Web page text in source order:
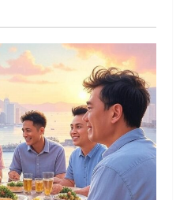
對齊經典：深入Eliezer失落
月 21 日 0